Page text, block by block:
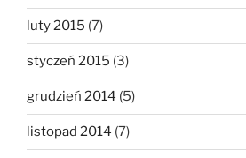
luty 2015 (7)
styczeń 2015 (3)
grudzień 2014 (5)
listopad 2014 (7)